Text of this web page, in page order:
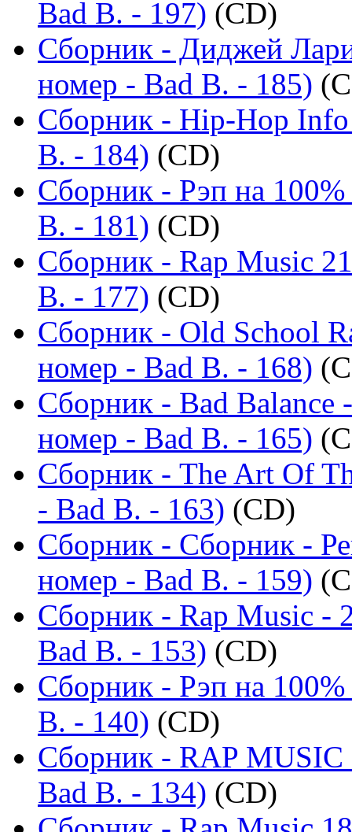
Bad B. - 197) (CD)
Сборник - Диджей
номер - Bad B. - 185)
Сборник - Hip-Hop
B. - 184) (CD)
Сборник - Рэп на
B. - 181) (CD)
Сборник - Rap Music
B. - 177) (CD)
Сборник - Old School
номер - Bad B. - 168)
Сборник - Bad Balance
номер - Bad B. - 165)
Сборник - The Art Of
- Bad B. - 163) (CD)
Сборник - Сборник -
номер - Bad B. - 159)
Сборник - Rap Music -
Bad B. - 153) (CD)
Сборник - Рэп на
B. - 140) (CD)
Сборник - RAP
Bad B. - 134) (CD)